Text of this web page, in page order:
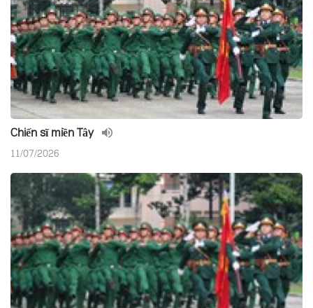
Chiến sĩ miền Tây
11/07/2026